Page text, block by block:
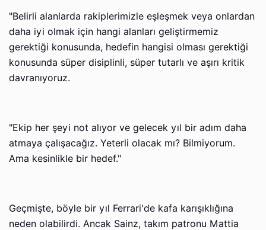
"Belirli alanlarda rakiplerimizle eşleşmek veya onlardan
daha iyi olmak için hangi alanları geliştirmemiz
gerektiği konusunda, hedefin hangisi olması gerektiği
konusunda süper disiplinli, süper tutarlı ve aşırı kritik
davranıyoruz.
"Ekip her şeyi not alıyor ve gelecek yıl bir adım daha
atmaya çalışacağız. Yeterli olacak mı? Bilmiyorum.
Ama kesinlikle bir hedef."
Geçmişte, böyle bir yıl Ferrari'de kafa karışıklığına
neden olabilirdi. Ancak Sainz, takım patronu Mattia